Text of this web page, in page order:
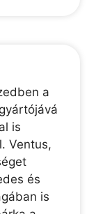
a
is
Ventus,
és
is